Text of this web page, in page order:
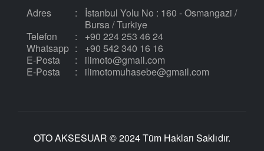
Adres
:
İstanbul Yolu No : 160 - Osmangazi /
Bursa / Turkiye
Telefon
:
+90 224 253 46 24
Whatsapp :
+90 542 340 16 16
E-Posta
:
ilimoto@gmail.com
E-Posta
: ilimotomuhasebe@gmail.com
OTO AKSESUAR © 2024 Tüm Hakları Saklıdır.